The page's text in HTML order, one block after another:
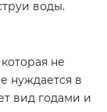
воды.
не
нуждается в
вид годами и